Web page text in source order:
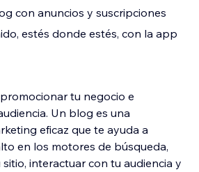
con anuncios y suscripciones
estés donde estés, con la app
tu negocio e
Un blog es una
eficaz que te ayuda a
en los motores de búsqueda,
interactuar con tu audiencia y